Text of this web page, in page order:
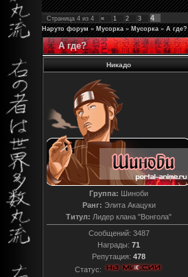
Страница 4 из 4 « 1 2 3 4
Наруто форум » Мусорка » Мусорка » А где?
А где?
Никадо
Группа: Шиноби
Ранг: Элита Акацуки
Титул: Лидер клана "Вонгола"
Сообщений: 3487
Награды: 71
Репутация: 478
Статус: